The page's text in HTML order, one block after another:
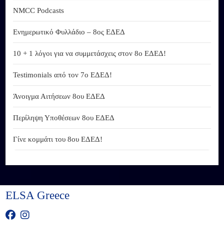
NMCC Podcasts
Ενημερωτικό Φυλλάδιο – 8ος ΕΔΕΔ
10 + 1 λόγοι για να συμμετάσχεις στον 8ο ΕΔΕΔ!
Testimonials από τον 7ο ΕΔΕΔ!
Άνοιγμα Αιτήσεων 8ου ΕΔΕΔ
Περίληψη Υποθέσεων 8ου ΕΔΕΔ
Γίνε κομμάτι του 8ου ΕΔΕΔ!
ELSA Greece